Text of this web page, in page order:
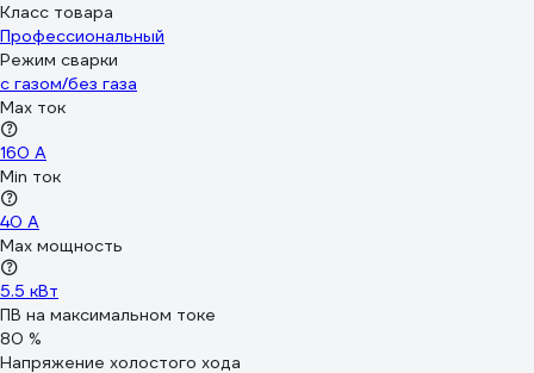
Класс товара
Профессиональный
Режим сварки
с газом/без газа
Max ток
160 А
Min ток
40 А
Max мощность
5.5 кВт
ПВ на максимальном токе
80 %
Напряжение холостого хода